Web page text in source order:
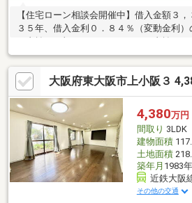
【住宅ローン相談会開催中】借入金額３
３５年、借入金利０．８４％（変動金利）
ーンのお借り入れも可能です！自己資金
にご相談下さい！【現在不動産をご所有
在の持ち家が手狭等となり、住み替えをし
残っている。また、実家を相続したが空
る・・・。等がある場合！弊社が直接の
住宅購入の頭金としての資金準備をサポー
大阪府東大阪市上小阪３
4,380万円
間取り 3LDK
建物面積
土地面積
築年月 1983
近鉄大阪
その他の交通